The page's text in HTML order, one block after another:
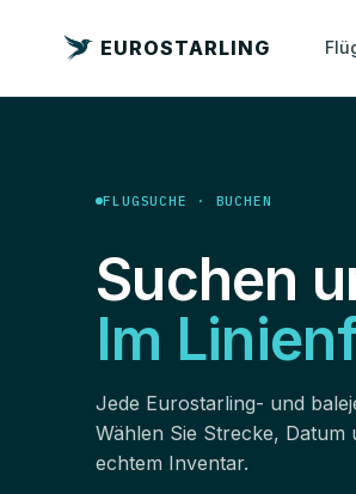
EUROSTARLING
FLUGSUCHE · BUCHEN
Suchen
Im
Jede Eurostarling- und
Wählen Sie Strecke,
echtem Inventar.